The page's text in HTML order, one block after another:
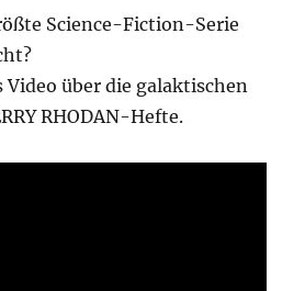
Science-Fiction-Serie
über die galaktischen
RHODAN-Hefte.